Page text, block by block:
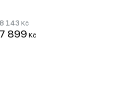
143 Kč
899 Kč